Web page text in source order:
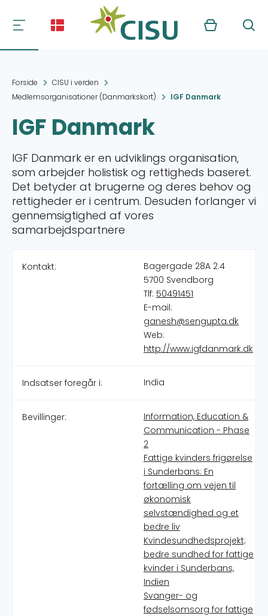
Kurv Søg
Forside
CISU i verden
Medlemsorganisationer (Danmarkskort)
IGF Danmark
IGF Danmark
IGF Danmark er en udviklings organisation,
som arbejder holistisk og rettigheds baseret.
Det betyder at brugerne og deres behov og
rettigheder er i centrum. Desuden forlanger vi
gennemsigtighed af vores
samarbejdspartnere
Kontakt:
Bagergade 28A 2.4
5700 Svendborg
Tlf: 50491451
E-mail:
ganesh@sengupta.dk
Web:
http://www.igfdanmark.dk
Indsatser foregår i: India
Bevillinger:
Information, Education &
Communication - Phase
2
Fattige kvinders frigørelse
i Sunderbans: En
fortælling om vejen til
økonomisk
selvstændighed og et
bedre liv
Kvindesundhedsprojekt;
bedre sundhed for fattige
kvinder i Sunderbans,
Indien
Svanger- og
fødselsomsorg for fattige